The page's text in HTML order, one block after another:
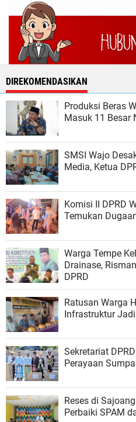
DIREKOMENDASIKAN
Produksi Beras
Masuk 11 Besar
SMSI Wajo
Media, Ketua
Komisi II DPRD
Temukan
Warga Tempe
Drainase,
DPRD
Ratusan Warga
Infrastruktur
Sekretariat
Perayaan
Reses di
Perbaiki SPAM